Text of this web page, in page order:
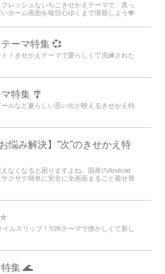
レッシュないちごきせかえテーマで、真っ
ホーム画面を毎日心ゆくまで堪能しよう🍓
ーマ特集 💞
！きせかえテーマで愛らしくて洗練された
特集 🎐
ルなど夏らしい思い出が映えるきせかえ特
悩み解決】”次”のきせかえ特
なくなると困りますよね。国産のAndroid
クサク簡単に安全に全画面まるごと着せ替
ムスリップ！Y2Kテーマで懐かしくて新し
集 🌊